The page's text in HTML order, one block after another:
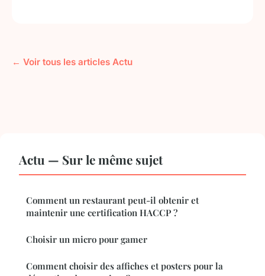
← Voir tous les articles Actu
Actu — Sur le même sujet
Comment un restaurant peut-il obtenir et
maintenir une certification HACCP ?
Choisir un micro pour gamer
Comment choisir des affiches et posters pour la